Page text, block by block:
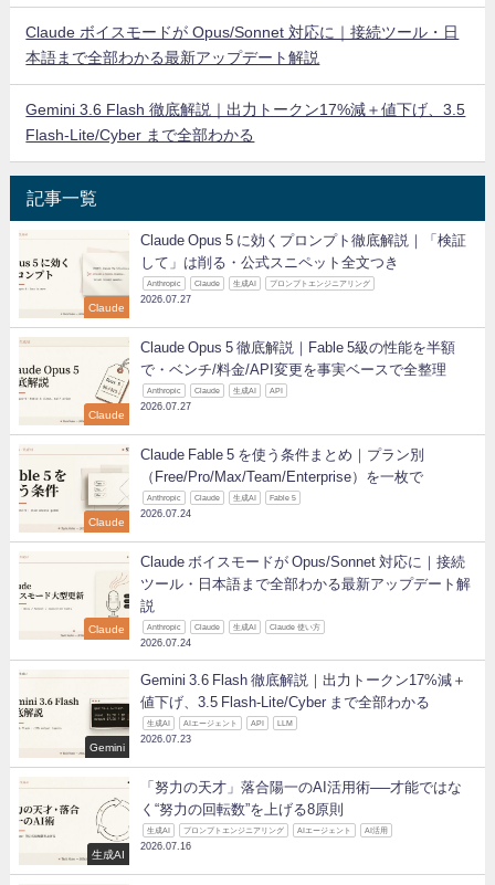
Claude ボイスモードが Opus/Sonnet 対応に｜接続ツール・日
本語まで全部わかる最新アップデート解説
Gemini 3.6 Flash 徹底解説｜出力トークン17%減＋値下げ、3.5
Flash-Lite/Cyber まで全部わかる
記事一覧
Claude
Claude Opus 5 に効くプロンプト徹底解説｜「検証
して」は削る・公式スニペット全文つき
Anthropic Claude 生成AI プロンプトエンジニアリング
2026.07.27
Claude
Claude Opus 5 徹底解説｜Fable 5級の性能を半額
で・ベンチ/料金/API変更を事実ベースで全整理
Anthropic Claude 生成AI API
2026.07.27
Claude
Claude Fable 5 を使う条件まとめ｜プラン別
（Free/Pro/Max/Team/Enterprise）を一枚で
Anthropic Claude 生成AI Fable 5
2026.07.24
Claude
Claude ボイスモードが Opus/Sonnet 対応に｜接続
ツール・日本語まで全部わかる最新アップデート解
説
Anthropic Claude 生成AI Claude 使い方
2026.07.24
Gemini
Gemini 3.6 Flash 徹底解説｜出力トークン17%減＋
値下げ、3.5 Flash-Lite/Cyber まで全部わかる
生成AI AIエージェント API LLM
2026.07.23
生成AI
「努力の天才」落合陽一のAI活用術──才能ではな
く“努力の回転数”を上げる8原則
生成AI プロンプトエンジニアリング AIエージェント AI活用
2026.07.16